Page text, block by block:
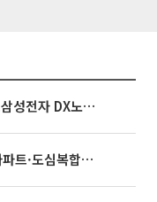
3445억 자사주 지급 마쳤는데...삼성전자 DX노조, 뒤늦은 '떼쓰기 집회'
영끌 '주택공급' 대책 임박⋯비아파트·도심복합까지 총동원